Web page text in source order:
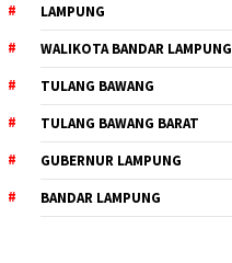
LAMPUNG
WALIKOTA BANDAR LAMPUNG
TULANG BAWANG
TULANG BAWANG BARAT
GUBERNUR LAMPUNG
BANDAR LAMPUNG